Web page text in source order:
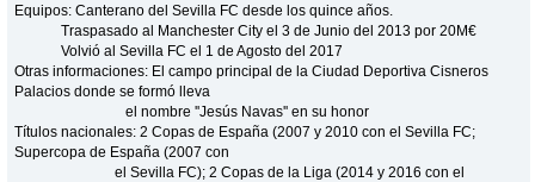
Equipos: Canterano del Sevilla FC desde los quince años.
Traspasado al Manchester City el 3 de Junio del 2013 por 20M€
Volvió al Sevilla FC el 1 de Agosto del 2017
Otras informaciones: El campo principal de la Ciudad Deportiva Cisneros
Palacios donde se formó lleva
el nombre ''Jesús Navas'' en su honor
Títulos nacionales: 2 Copas de España (2007 y 2010 con el Sevilla FC;
Supercopa de España (2007 con
el Sevilla FC); 2 Copas de la Liga (2014 y 2016 con el